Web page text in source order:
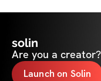
solin
Are you a creator?
Launch on Solin